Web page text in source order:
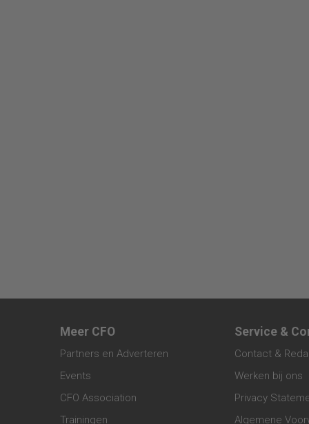
Meer CFO
Partners en Adverteren
Events
CFO Association
Trainingen
Service &
Contact &
Werken bij ons
Privacy
Algemene